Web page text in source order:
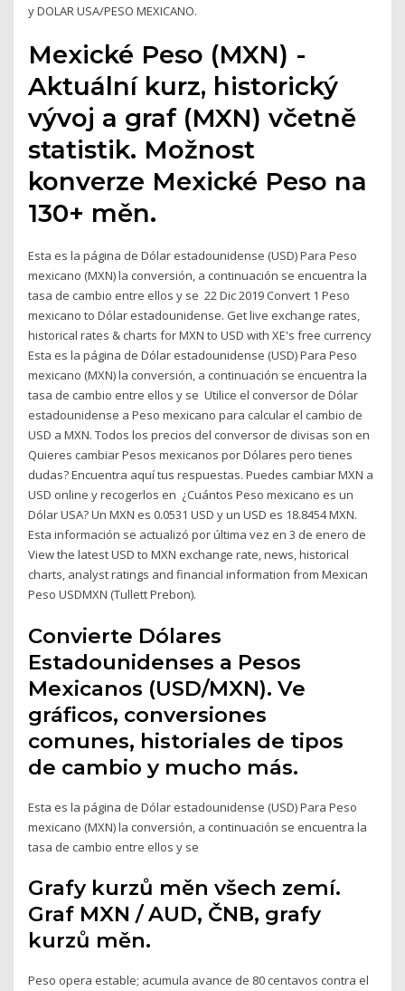
y DOLAR USA/PESO MEXICANO.
Mexické Peso (MXN) -
Aktuální kurz, historický
vývoj a graf (MXN) včetně
statistik. Možnost
konverze Mexické Peso na
130+ měn.
Esta es la página de Dólar estadounidense (USD) Para Peso
mexicano (MXN) la conversión, a continuación se encuentra la
tasa de cambio entre ellos y se 22 Dic 2019 Convert 1 Peso
mexicano to Dólar estadounidense. Get live exchange rates,
historical rates & charts for MXN to USD with XE's free currency
Esta es la página de Dólar estadounidense (USD) Para Peso
mexicano (MXN) la conversión, a continuación se encuentra la
tasa de cambio entre ellos y se Utilice el conversor de Dólar
estadounidense a Peso mexicano para calcular el cambio de
USD a MXN. Todos los precios del conversor de divisas son en
Quieres cambiar Pesos mexicanos por Dólares pero tienes
dudas? Encuentra aquí tus respuestas. Puedes cambiar MXN a
USD online y recogerlos en ¿Cuántos Peso mexicano es un
Dólar USA? Un MXN es 0.0531 USD y un USD es 18.8454 MXN.
Esta información se actualizó por última vez en 3 de enero de
View the latest USD to MXN exchange rate, news, historical
charts, analyst ratings and financial information from Mexican
Peso USDMXN (Tullett Prebon).
Convierte Dólares
Estadounidenses a Pesos
Mexicanos (USD/MXN). Ve
gráficos, conversiones
comunes, historiales de tipos
de cambio y mucho más.
Esta es la página de Dólar estadounidense (USD) Para Peso
mexicano (MXN) la conversión, a continuación se encuentra la
tasa de cambio entre ellos y se
Grafy kurzů měn všech zemí.
Graf MXN / AUD, ČNB, grafy
kurzů měn.
Peso opera estable; acumula avance de 80 centavos contra el